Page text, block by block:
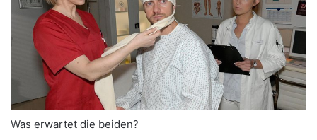
Was erwartet die beiden?